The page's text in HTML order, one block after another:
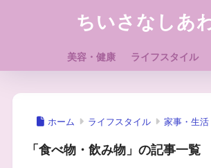
ちいさなしあ
美容・健康 ライフスタイル
ホーム ライフスタイル 家事・生活
「食べ物・飲み物」の記事一覧